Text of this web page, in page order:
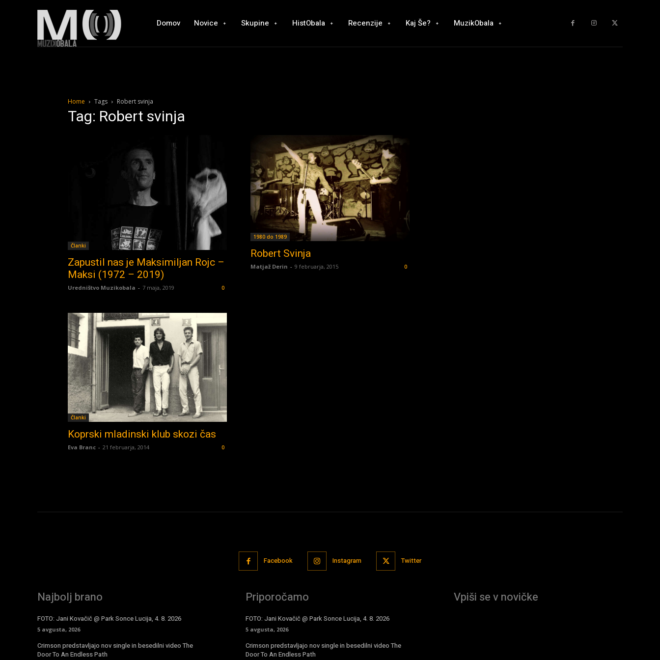
Domov Novice Skupine HistObala Recenzije Kaj Še? MuzikObala
Home Tags Robert svinja
Tag: Robert svinja
Članki
Zapustil nas je Maksimiljan Rojc –
Maksi (1972 – 2019)
Uredništvo Muzikobala - 7 maja, 2019 0
1980 do 1989
Robert Svinja
Matjaž Derin - 9 februarja, 2015 0
Članki
Koprski mladinski klub skozi čas
Eva Branc - 21 februarja, 2014 0
Facebook Instagram Twitter
Najbolj brano
FOTO: Jani Kovačič @ Park Sonce Lucija, 4. 8. 2026
5 avgusta, 2026
Crimson predstavljajo nov single in besedilni video The
Door To An Endless Path
Priporočamo
FOTO: Jani Kovačič @ Park Sonce Lucija, 4. 8. 2026
5 avgusta, 2026
Crimson predstavljajo nov single in besedilni video The
Door To An Endless Path
Vpiši se v novičke